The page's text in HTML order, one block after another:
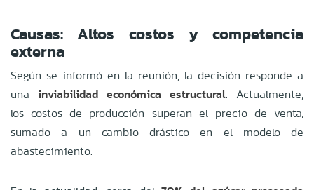
Causas: Altos costos y competencia
externa
Según se informó en la reunión, la decisión responde a
una inviabilidad económica estructural. Actualmente,
los costos de producción superan el precio de venta,
sumado a un cambio drástico en el modelo de
abastecimiento.